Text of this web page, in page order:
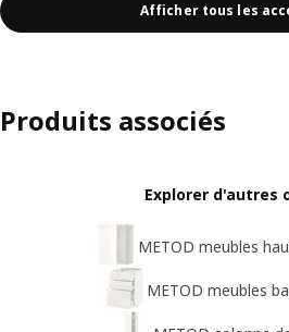
Afficher tous les
Produits associés
Explorer d'autres
METOD meubles
METOD meubles